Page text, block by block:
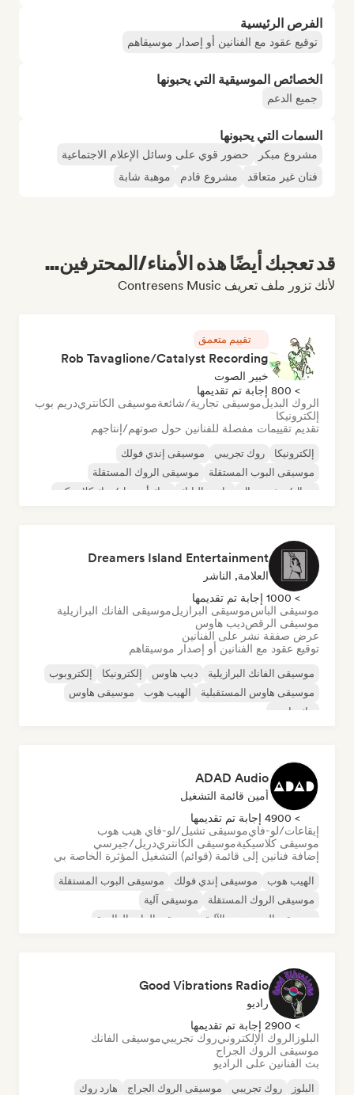
الفرص الرئيسية
توقيع عقود مع الفنانين أو إصدار موسيقاهم
الخصائص الموسيقية التي يحبونها
جميع الدعم
السمات التي يحبونها
مشروع مبكر
حضور قوي على وسائل الإعلام الاجتماعية
فنان غير متعاقد
مشروع قادم موهبة شابة
قد تعجبك أيضًا هذه الأمناء/المحترفين...
لأنك تزور ملف تعريف Contresens Music
تقييم متعمق
Rob Tavaglione/Catalyst Recording
خبير الصوت
> 800 إجابة تم تقديمها
الروك البديلموسيقى تجارية/شائعةموسيقى الكانتريدريم بوب
إلكترونيكا
تقديم تقييمات مفصلة للفنانين حول صوتهم/إنتاجهم
إلكترونيكا روك تجريبي
موسيقى إندي فولك
موسيقى البوب المستقلة
موسيقى الروك المستقلة
ميتال/هيفي ميتال
ما بعد البانك روك أند رول/روك كلاسيكي
Dreamers Island Entertainment
العلامة, الناشر
> 1000 إجابة تم تقديمها
موسيقى الباسموسيقى البرازيلموسيقى الفانك البرازيلية
موسيقى الرقصديب هاوس
عرض صفقة نشر على الفنانين
توقيع عقود مع الفنانين أو إصدار موسيقاهم
موسيقى الفانك البرازيلية ديب هاوس إلكترونيكا
إلكتروبوب
موسيقى هاوس المستقبلية
الهيب هوب
موسيقى هاوس
تيك هاوس
ADAD Audio
أمين قائمة التشغيل
> 4900 إجابة تم تقديمها
إيقاعات/لو-فايموسيقى تشيل/لو-فاي هيب هوب
موسيقى كلاسيكيةموسيقى الكانتريدريل/جيرسي
إضافة فنانين إلى قائمة (قوائم) التشغيل المؤثرة الخاصة بي
الهيب هوب موسيقى إندي فولك
موسيقى البوب المستقلة
موسيقى الروك المستقلة
موسيقى آلية
موسيقى الهيب هوب الآلية
موسيقى الراب العالمية
Good Vibrations Radio
راديو
> 2900 إجابة تم تقديمها
البلوز الروك الإلكترونيروك تجريبيموسيقى الفانك
موسيقى الروك الجراج
بث الفنانين على الراديو
البلوز روك تجريبي موسيقى الروك الجراج
هارد روك